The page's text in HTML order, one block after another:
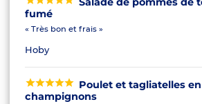
fumé
« Très bon et frais »
Hoby
Poulet et tagliatelles en
champignons